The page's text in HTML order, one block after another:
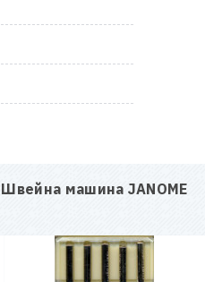
Швейна машина JANOME